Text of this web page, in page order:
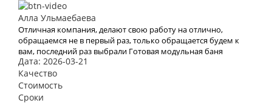
Алла Ульмаебаева
Отличная компания, делают свою работу на отлично,
обращаемся не в первый раз, только обращается будем к
вам, последний раз выбрали Готовая модульная баня
«Лучший вариант»
Дата: 2026-03-21
Качество
Стоимость
Сроки